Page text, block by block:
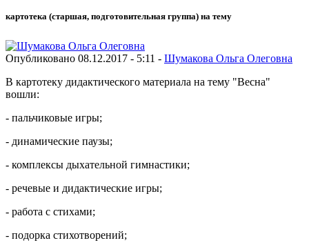
картотека (старшая, подготовительная группа) на тему
Опубликовано 08.12.2017 - 5:11 - Шумакова Ольга Олеговна
В картотеку дидактического материала на тему "Весна"
вошли:
- пальчиковые игры;
- динамические паузы;
- комплексы дыхательной гимнастики;
- речевые и дидактические игры;
- работа с стихами;
- подорка стихотворений;